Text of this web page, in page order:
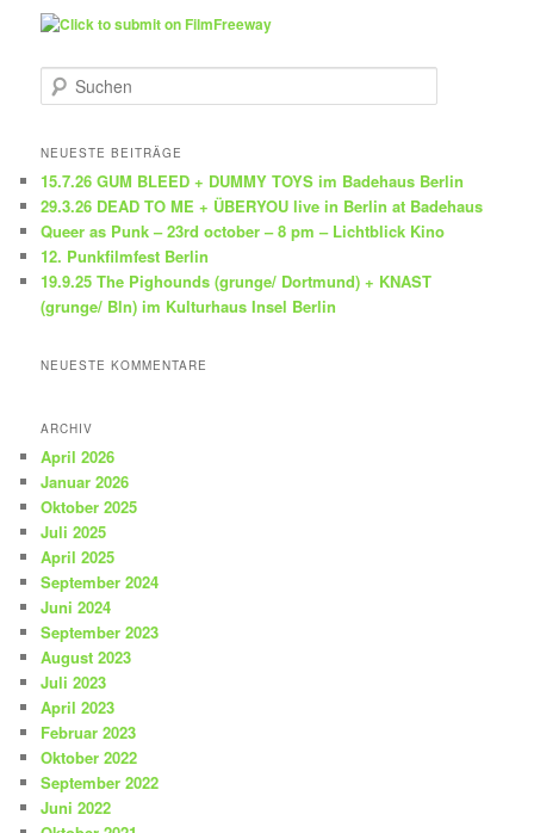
u
h
n
NEUESTE BEITRÄGE
15.7.26 GUM BLEED + DUMMY TOYS im Badehaus Berlin
29.3.26 DEAD TO ME + ÜBERYOU live in Berlin at Badehaus
Queer as Punk – 23rd october – 8 pm – Lichtblick Kino
12. Punkfilmfest Berlin
19.9.25 The Pighounds (grunge/ Dortmund) + KNAST
(grunge/ Bln) im Kulturhaus Insel Berlin
NEUESTE KOMMENTARE
ARCHIV
April 2026
Januar 2026
Oktober 2025
Juli 2025
April 2025
September 2024
Juni 2024
September 2023
August 2023
Juli 2023
April 2023
Februar 2023
Oktober 2022
September 2022
Juni 2022